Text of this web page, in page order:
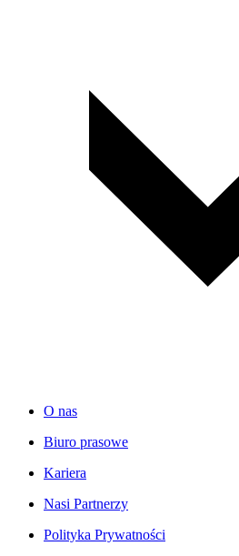
O nas
Biuro prasowe
Kariera
Nasi Partnerzy
Polityka Prywatności